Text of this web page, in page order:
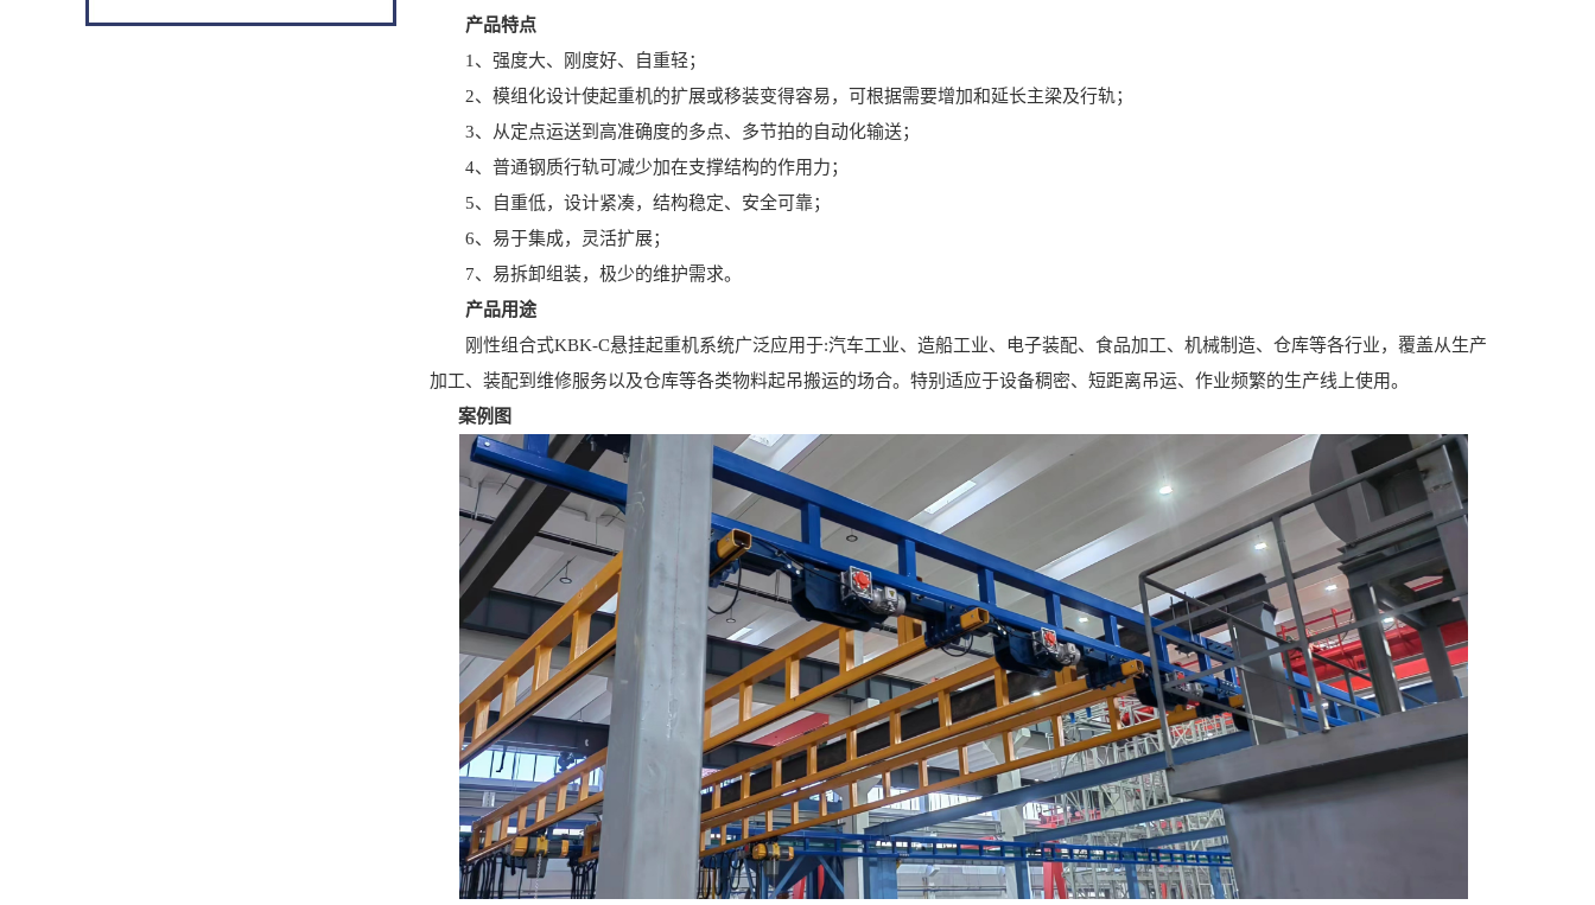
产品特点
1、强度大、刚度好、自重轻；
2、模组化设计使起重机的扩展或移装变得容易，可根据需要增加和延长主梁及行轨；
3、从定点运送到高准确度的多点、多节拍的自动化输送；
4、普通钢质行轨可减少加在支撑结构的作用力；
5、自重低，设计紧凑，结构稳定、安全可靠；
6、易于集成，灵活扩展；
7、易拆卸组装，极少的维护需求。
产品用途
刚性组合式KBK-C悬挂起重机系统广泛应用于:汽车工业、造船工业、电子装配、食品加工、机械制造、仓库等各行业，覆盖从生产
加工、装配到维修服务以及仓库等各类物料起吊搬运的场合。特别适应于设备稠密、短距离吊运、作业频繁的生产线上使用。
案例图